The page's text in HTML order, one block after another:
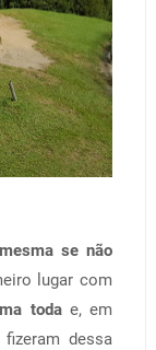
se não
lugar com
todae, em
fizeram dessa